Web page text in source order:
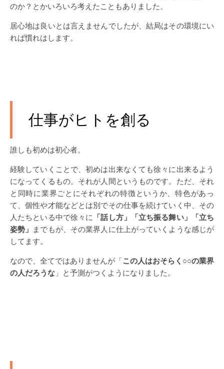
のか？とかいろいろ考えたこともありました。
居心地は良いとは言えませんでしたが、結局はその環境にい
れば慣れはします。
仕事がヒトを創る
誰しも初めは初心者。
経験していくことで、初めは出来なくても徐々に出来るよう
になってくるもの。それが人間というものです。ただ、それ
と同時に業界ごとにそれぞれの特徴というか、特色があっ
て、個性や才能などとは別でその仕事を続けていく中、その
人たちといる中で徐々に 「話し方」「立ち振る舞い」「立ち
姿勢」 までもが、その業界人に仕上がっていくような感じが
してます。
なので、全てではありませんが「この人はおそらく○○の業界
の人だろうな 」と予測がつくようになりました。